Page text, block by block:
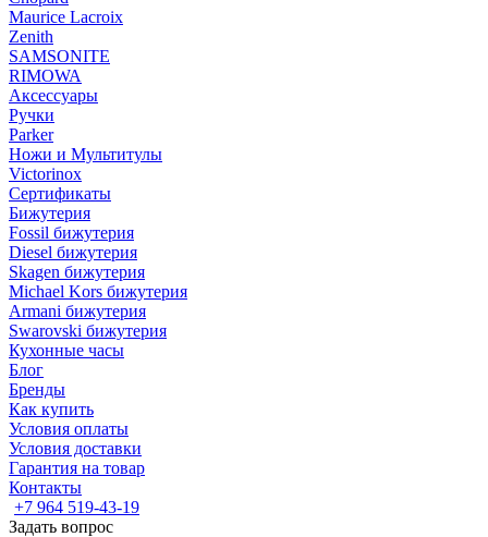
Maurice Lacroix
Zenith
SAMSONITE
RIMOWA
Аксессуары
Ручки
Parker
Ножи и Мультитулы
Victorinox
Сертификаты
Бижутерия
Fossil бижутерия
Diesel бижутерия
Skagen бижутерия
Michael Kors бижутерия
Armani бижутерия
Swarovski бижутерия
Кухонные часы
Блог
Бренды
Как купить
Условия оплаты
Условия доставки
Гарантия на товар
Контакты
+7 964 519-43-19
Задать вопрос